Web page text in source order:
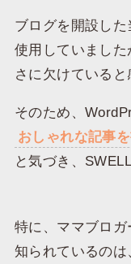
ブログを開設した
使用していまし
さに欠けていると
そのため、
おしゃれな記事
と気づき、
特に、ママブロガ
知られているのは